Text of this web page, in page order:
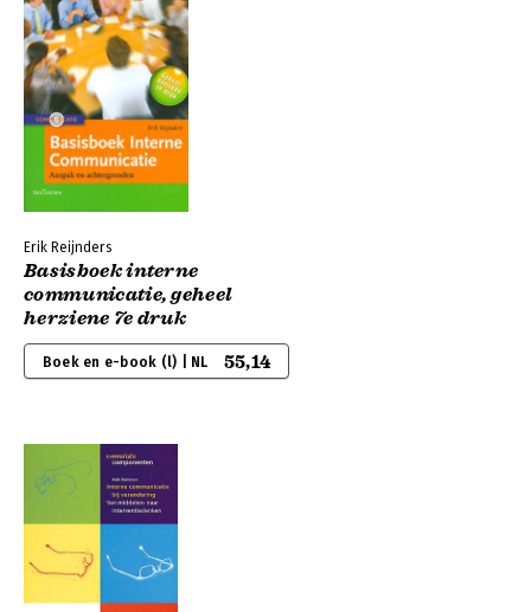
Erik Reijnders
Basisboek interne
communicatie, geheel
herziene 7e druk
Boek en e-book (l) | NL 55,14